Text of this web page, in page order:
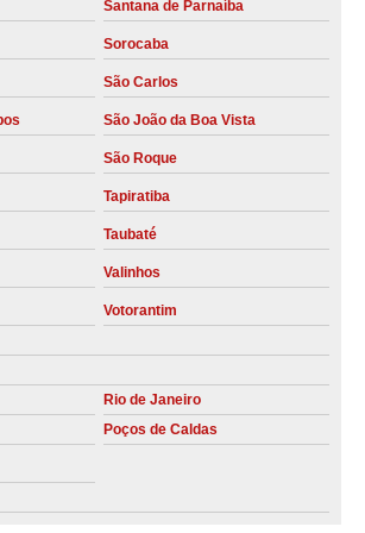
de ar Campinas
de ar Ribeirão Preto
valores Diadema
compressor Diadema
compressor preço Lorena
preço Rio Claro
compressor Holambra
comprimido valores Nova Odessa
Tapiratiba
para ar comprimido Presidente Prudente
Piracicaba
Ibitinga
Santana de Parnaíba
Sorocaba
São Carlos
São João da Boa Vista
São Roque
Tapiratiba
Taubaté
Valinhos
Votorantim
Rio de Janeiro
Poços de Caldas